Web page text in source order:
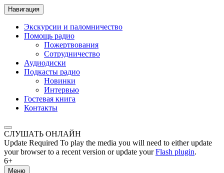
Навигация
Экскурсии и паломничество
Помощь радио
Пожертвования
Сотрудничество
Аудиодиски
Подкасты радио
Новинки
Интервью
Гостевая книга
Контакты
СЛУШАТЬ ОНЛАЙН
Update Required To play the media you will need to either update
your browser to a recent version or update yourFlash plugin.
6+
Меню